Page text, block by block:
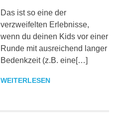
Das ist so eine der
verzweifelten Erlebnisse,
wenn du deinen Kids vor einer
Runde mit ausreichend langer
Bedenkzeit (z.B. eine[…]
WEITERLESEN